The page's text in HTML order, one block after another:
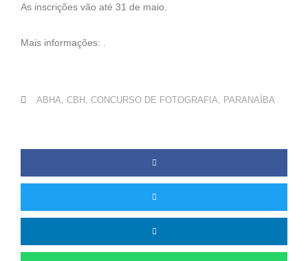
As inscrições vão até 31 de maio.
Mais informações: .
ABHA CBH CONCURSO DE FOTOGRAFIA PARANAÍBA